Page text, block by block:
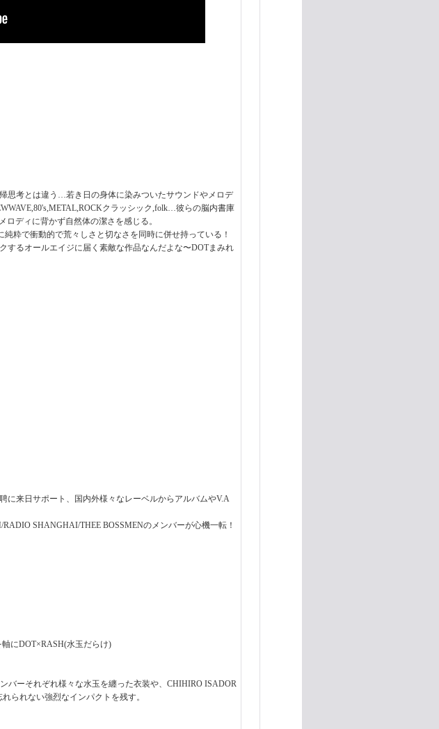
思考とは違う…若き日の身体に染みついたサウンドやメロデ
クラッシック,folk…彼らの脳内書庫
ディに背かず自然体の潔さを感じる。
粋で衝動的で荒々しさと切なさを同時に併せ持っている！
するオールエイジに届く素敵な作品なんだよな〜DOTまみれ
に来日サポート、国内外様々なレーベルからアルバムやV.A
SHANGHAI/THEE BOSSMENのメンバーが心機一転！
軸にDOT×RASH(水玉だらけ)
バーそれぞれ様々な水玉を纏った衣装や、CHIHIRO ISADOR
られない強烈なインパクトを残す。